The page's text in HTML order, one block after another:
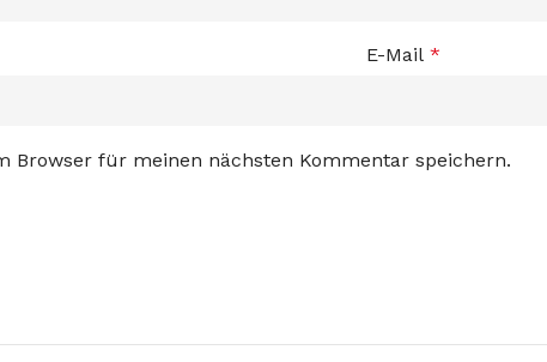
E-Mail *
Browser für meinen nächsten Kommentar speichern.